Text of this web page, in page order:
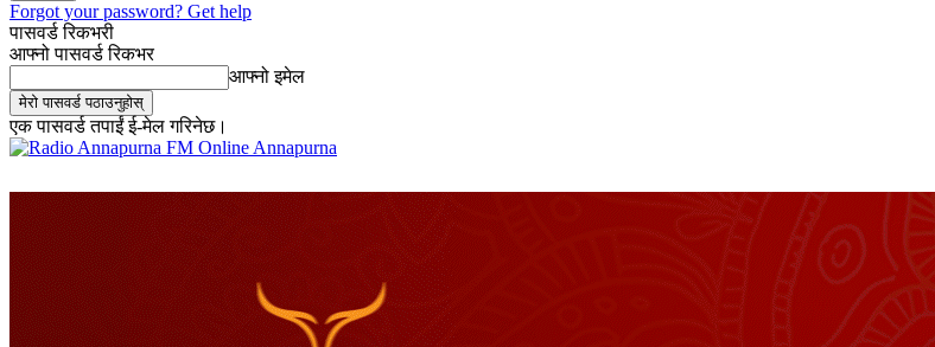
Forgot your password? Get help
पासवर्ड रिकभरी
आफ्नो पासवर्ड रिकभर
आफ्नो इमेल
एक पासवर्ड तपाईं ई-मेल गरिनेछ।
Online Annapurna